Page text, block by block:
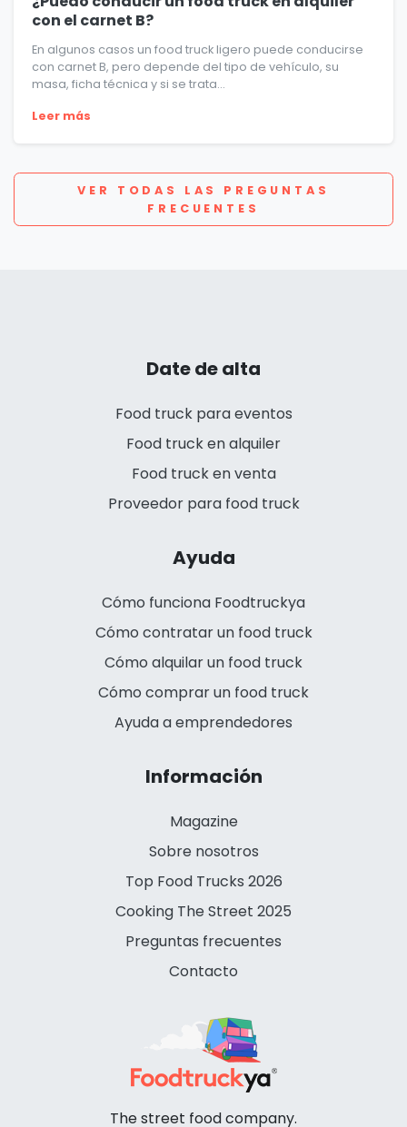
con el carnet B?
En algunos casos un food truck ligero puede conducirse
con carnet B, pero depende del tipo de vehículo, su
masa, ficha técnica y si se trata...
Leer más
VER TODAS LAS PREGUNTAS
FRECUENTES
Date de alta
Food truck para eventos
Food truck en alquiler
Food truck en venta
Proveedor para food truck
Ayuda
Cómo funciona Foodtruckya
Cómo contratar un food truck
Cómo alquilar un food truck
Cómo comprar un food truck
Ayuda a emprendedores
Información
Magazine
Sobre nosotros
Top Food Trucks 2026
Cooking The Street 2025
Preguntas frecuentes
Contacto
The street food company.